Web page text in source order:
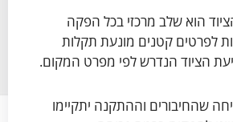
הוא שלב מרכזי בכל הפקה
לפרטים קטנים מונעת תקלות
הציוד הנדרש לפי מפרט המקום.
שהחיבורים וההתקנה יתקיימו